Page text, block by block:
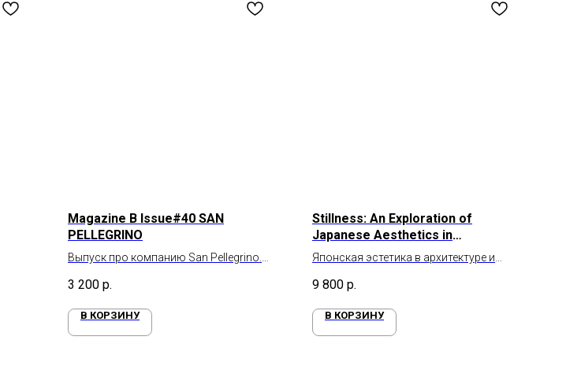
Magazine B Issue#40 SAN
PELLEGRINO
Выпуск про компанию San Pellegrino.
символ светской жизни
3 200 р.
В КОРЗИНУ
Stillness: An Exploration of
Japanese Aesthetics in
Architecture and Design
Японская эстетика в архитектуре и
9 800 р.
В КОРЗИНУ